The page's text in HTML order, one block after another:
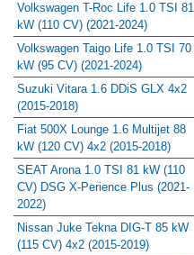
Volkswagen T-Roc Life 1.0 TSI 81
kW (110 CV) (2021-2024)
Volkswagen Taigo Life 1.0 TSI 70
kW (95 CV) (2021-2024)
Suzuki Vitara 1.6 DDiS GLX 4x2
(2015-2018)
Fiat 500X Lounge 1.6 Multijet 88
kW (120 CV) 4x2 (2015-2018)
SEAT Arona 1.0 TSI 81 kW (110
CV) DSG X-Perience Plus (2021-
2022)
Nissan Juke Tekna DIG-T 85 kW
(115 CV) 4x2 (2015-2019)